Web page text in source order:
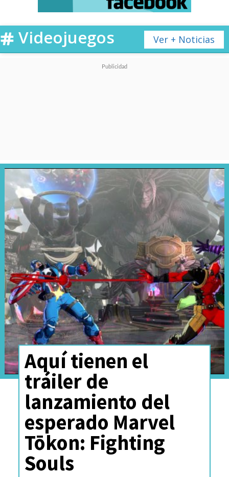
Ver + Noticias
Videojuegos
Aquí tienen el
tráiler de
lanzamiento del
esperado Marvel
Tōkon: Fighting
Souls